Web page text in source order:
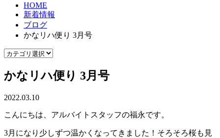
HOME
新着情報
ブログ
かなリハ便り 3月号
かなリハ便り 3月号
2022.03.10
こんにちは、アルバイトスタッフの福永です。
3月になり少しずつ温かくなってきました！そろそろ桜も見